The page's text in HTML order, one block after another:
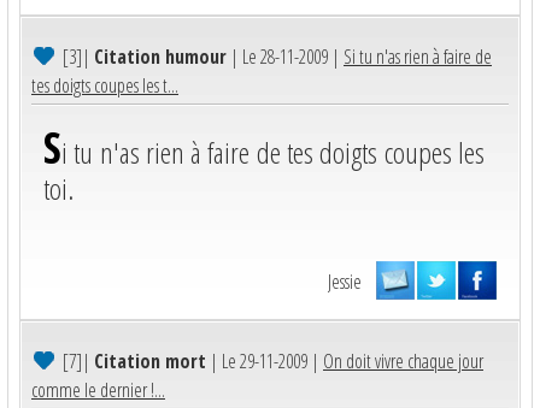
[3]| Citation humour | Le 28-11-2009 | Si tu n'as rien à faire de
tes doigts coupes les t...
Si tu n'as rien à faire de tes doigts coupes les
toi.
Jessie
[7]| Citation mort | Le 29-11-2009 | On doit vivre chaque jour
comme le dernier !...